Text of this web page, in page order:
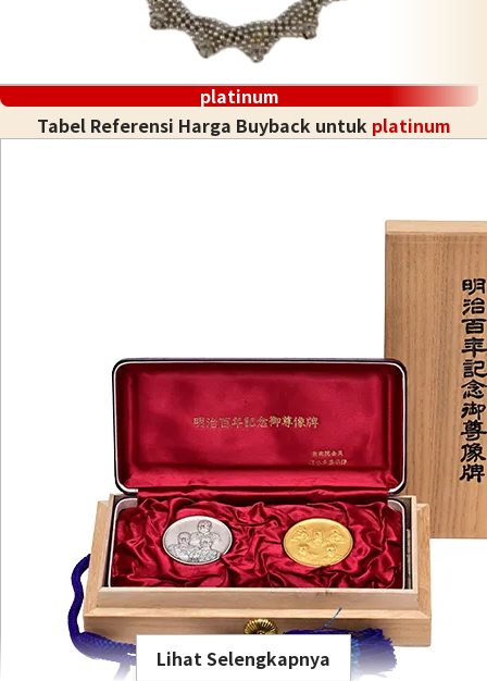
platinum
Tabel Referensi Harga Buyback untuk platinum
Lihat Selengkapnya